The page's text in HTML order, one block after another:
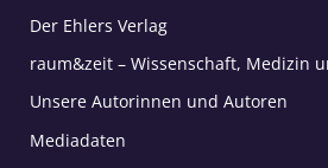
Der Ehlers Verlag
raum&zeit – Wissenschaft, Medizin
Unsere Autorinnen und Autoren
Mediadaten